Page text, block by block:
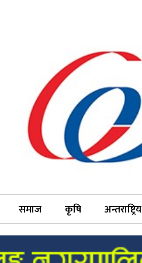
समाज कृषि अन्तराष्ट्रिय